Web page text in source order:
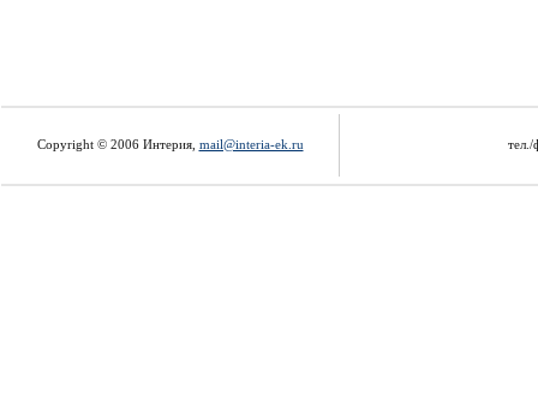
Copyright © 2006 Интерия, mail@interia-ek.ru